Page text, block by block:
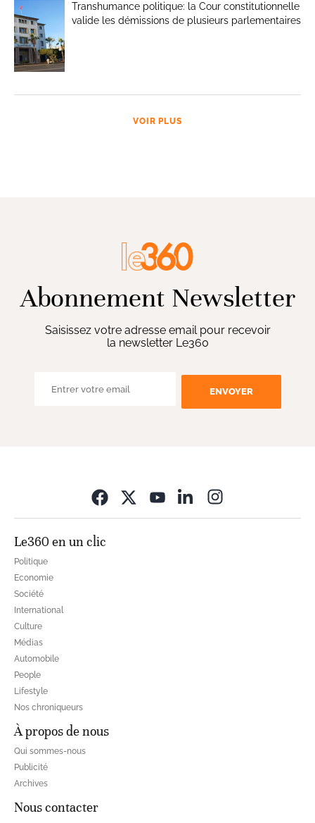
Transhumance politique: la Cour constitutionnelle
valide les démissions de plusieurs parlementaires
VOIR PLUS
Abonnement Newsletter
Saisissez votre adresse email pour recevoir
la newsletter Le360
ENVOYER
Le360 en un clic
Politique
Economie
Société
International
Culture
Médias
Automobile
People
Lifestyle
Nos chroniqueurs
À propos de nous
Qui sommes-nous
Publicité
Archives
Nous contacter